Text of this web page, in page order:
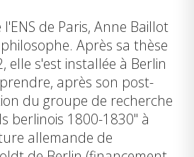
de Paris, Anne Baillot
Après sa thèse
elle s'est installée à Berlin
après son post-
du groupe de recherche
berlinois 1800-1830" à
allemande de